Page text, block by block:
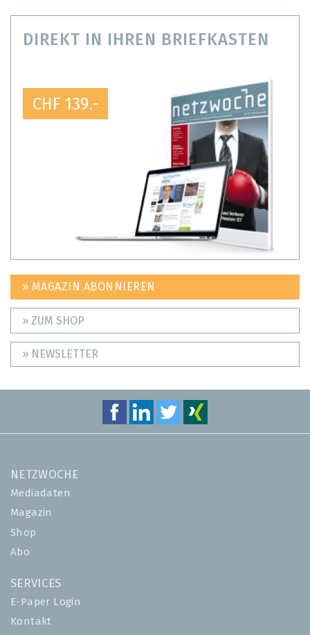
DIREKT IN IHREN BRIEFKASTEN
CHF 139.-
» MAGAZIN ABONNIEREN
» ZUM SHOP
» NEWSLETTER
NETZWOCHE
Mediadaten
Magazin
Shop
Abo
SERVICES
E-Paper Login
Kontakt